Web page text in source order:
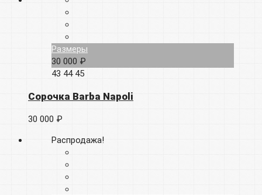
Размеры
30 000 ₽
43 4445
Сорочка Barba Napoli
30 000 ₽
Распродажа!